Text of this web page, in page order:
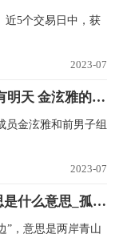
近5个交易日中，获
2023-07
天天观察：没有明天 金泫雅（关于没有明天 金泫雅的基本详情介绍）
员金泫雅和前男子组
2023-07
两岸青山相对出孤帆一片日边来的意思是什么意思_孤帆一片日边来诗句译文|世界速看
”，意思是两岸青山